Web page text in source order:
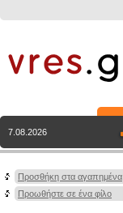
7.08.2026
Προσθήκη στα αγαπημένα
Προωθήστε σε ένα φίλο